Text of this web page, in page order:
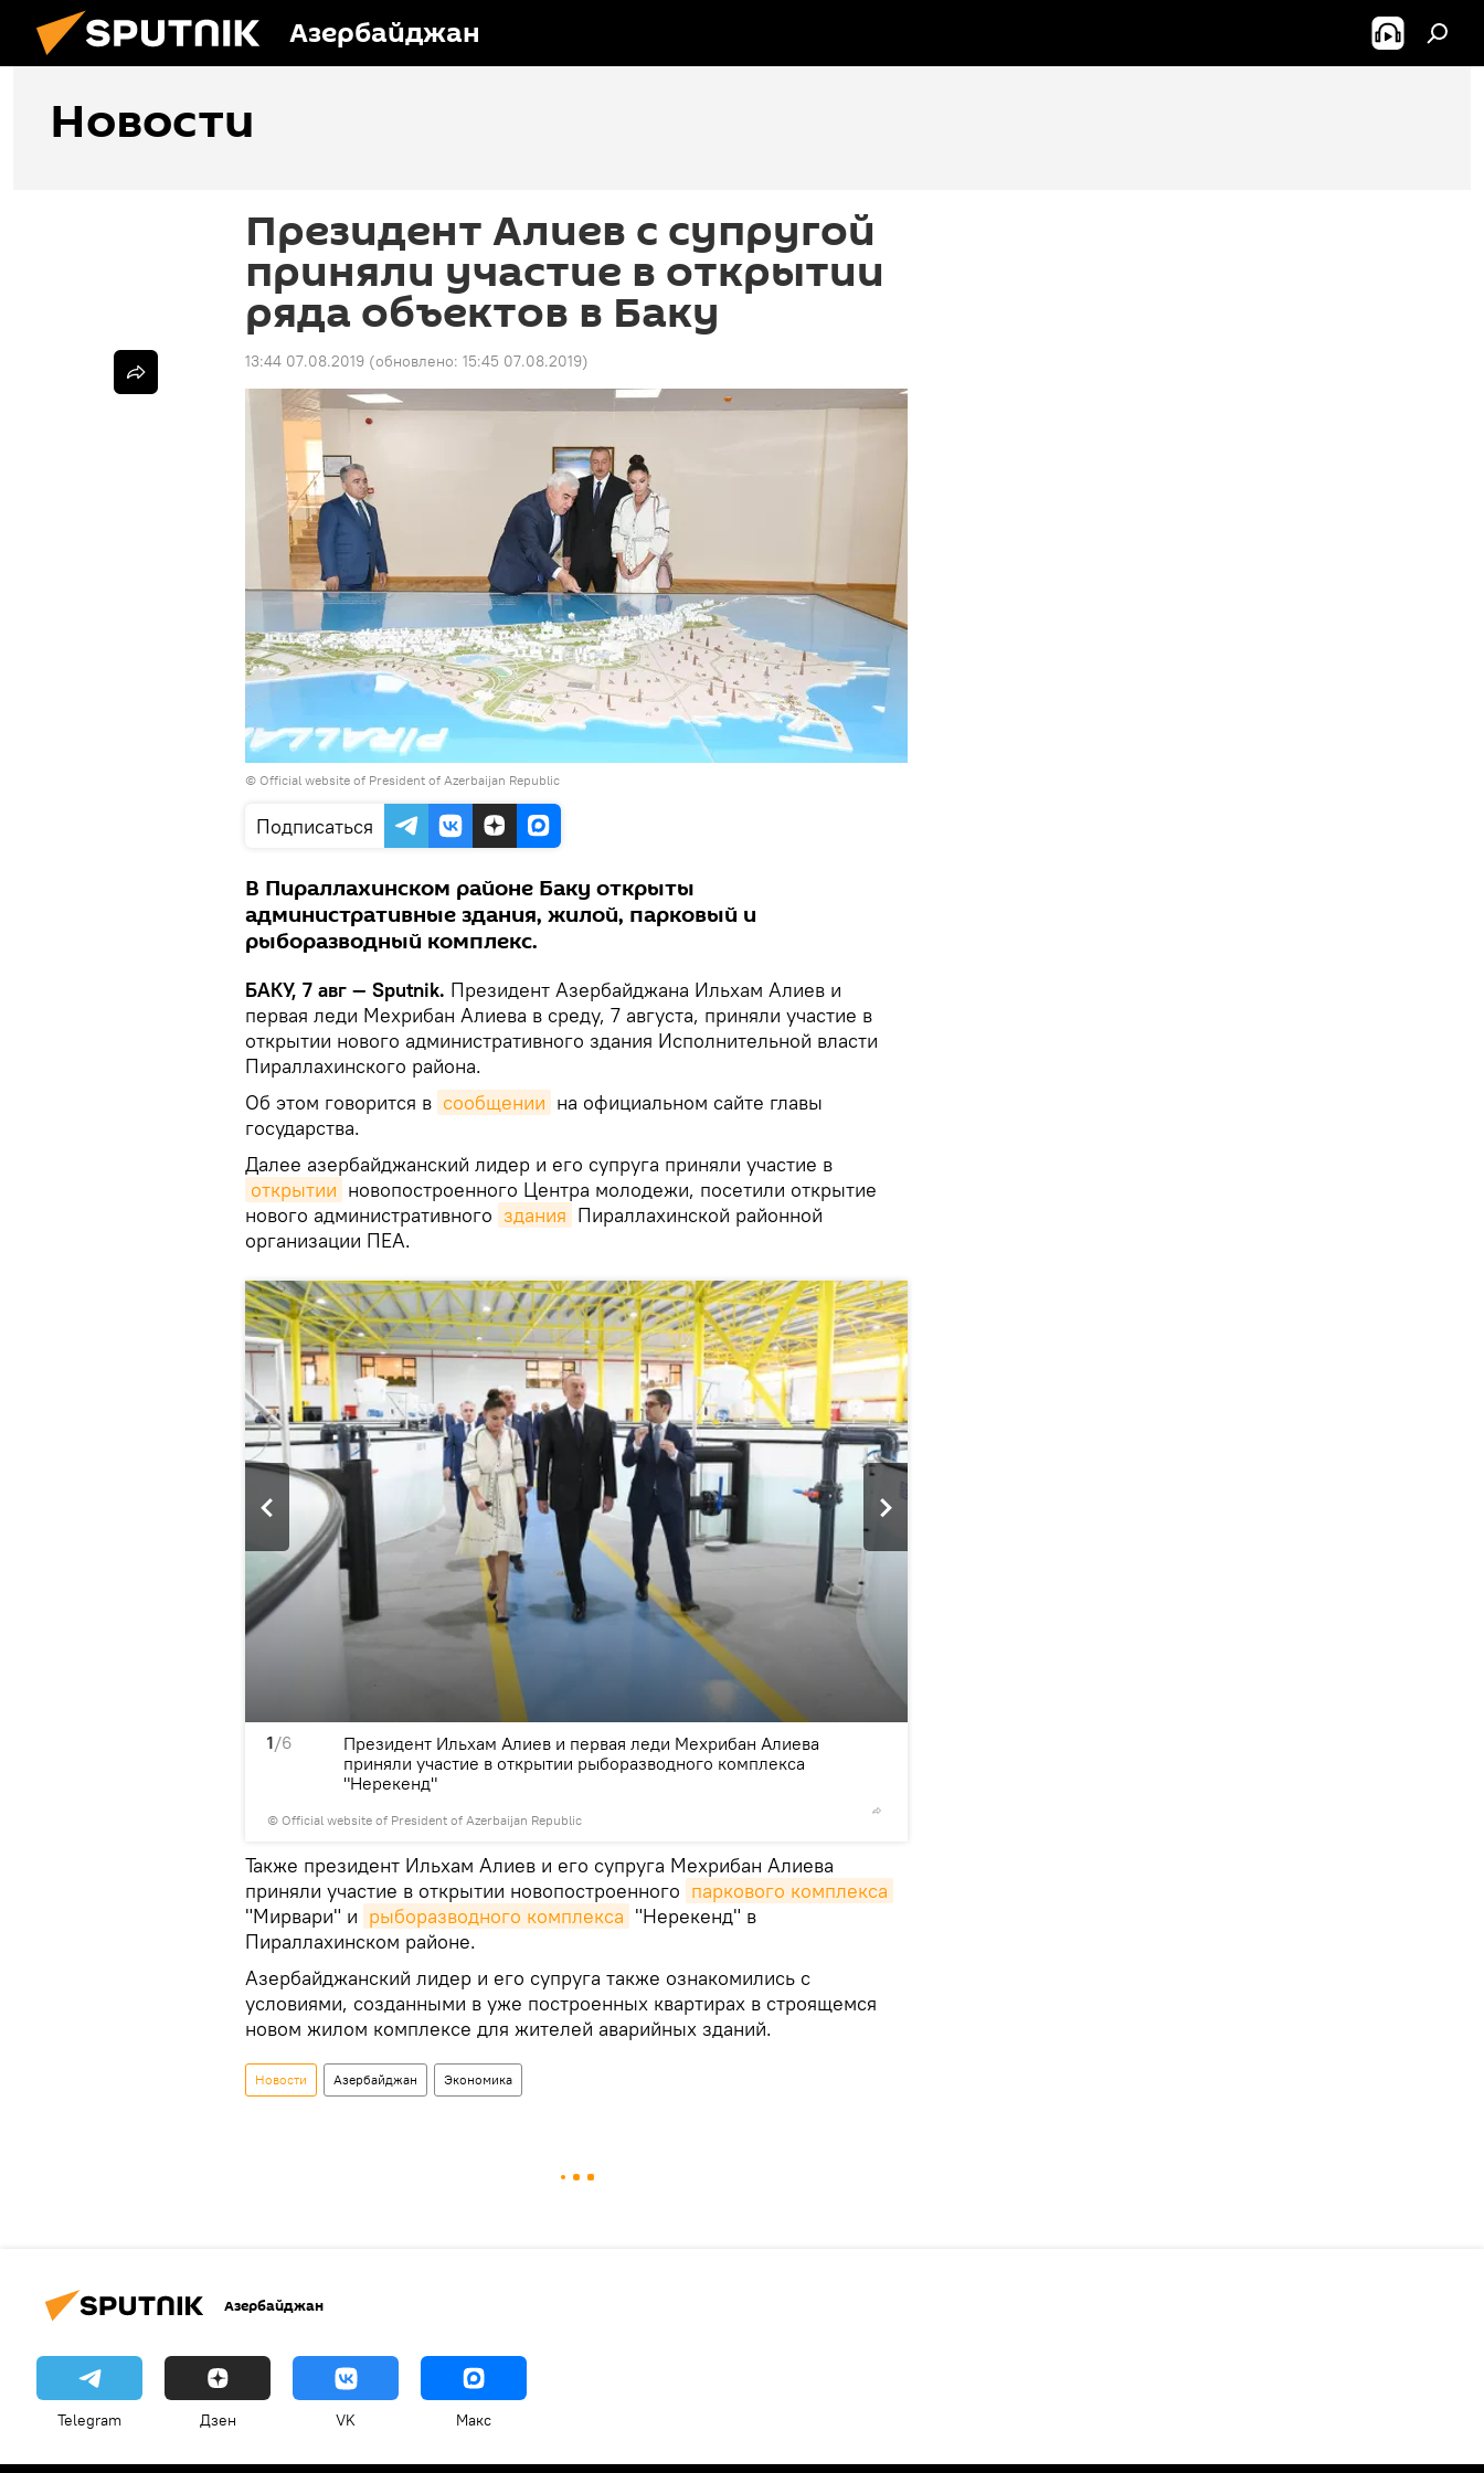
Азербайджан
Новости
Президент Алиев с супругой
приняли участие в открытии
ряда объектов в Баку
13:44 07.08.2019 (обновлено: 15:45 07.08.2019)
© Official website of President of Azerbaijan Republic
Подписаться
В Пираллахинском районе Баку открыты
административные здания, жилой, парковый и
рыборазводный комплекс.
БАКУ, 7 авг — Sputnik. Президент Азербайджана Ильхам Алиев и
первая леди Мехрибан Алиева в среду, 7 августа, приняли участие в
открытии нового административного здания Исполнительной власти
Пираллахинского района.
Об этом говорится в сообщении на официальном сайте главы
государства.
Далее азербайджанский лидер и его супруга приняли участие в
открытии новопостроенного Центра молодежи, посетили открытие
нового административного здания Пираллахинской районной
организации ПЕА.
1/6
© Official website of President of Azerbaijan Republic
Президент Ильхам Алиев и первая леди Мехрибан Алиева
приняли участие в открытии рыборазводного комплекса
"Нерекенд"
Также президент Ильхам Алиев и его супруга Мехрибан Алиева
приняли участие в открытии новопостроенного паркового комплекса
"Мирвари" и рыборазводного комплекса "Нерекенд" в
Пираллахинском районе.
Азербайджанский лидер и его супруга также ознакомились с
условиями, созданными в уже построенных квартирах в строящемся
новом жилом комплексе для жителей аварийных зданий.
Новости Азербайджан Экономика
Азербайджан
Telegram Дзен VK Макс